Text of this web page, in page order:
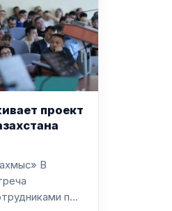
проект
В
п...